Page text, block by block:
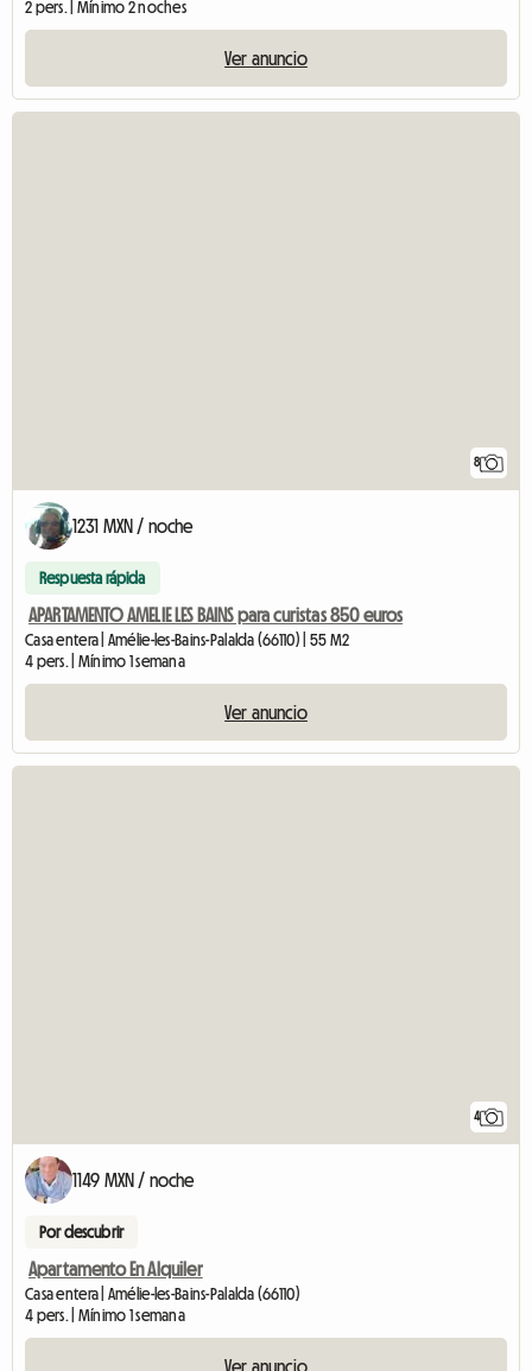
2 pers. | Mínimo 2 noches
Ver anuncio
8
1231 MXN / noche
Respuesta rápida
APARTAMENTO AMELIE LES BAINS para curistas 850 euros
Casa entera | Amélie-les-Bains-Palalda (66110) | 55 M2
4 pers. | Mínimo 1 semana
Ver anuncio
4
1149 MXN / noche
Por descubrir
Apartamento En Alquiler
Casa entera | Amélie-les-Bains-Palalda (66110)
4 pers. | Mínimo 1 semana
Ver anuncio